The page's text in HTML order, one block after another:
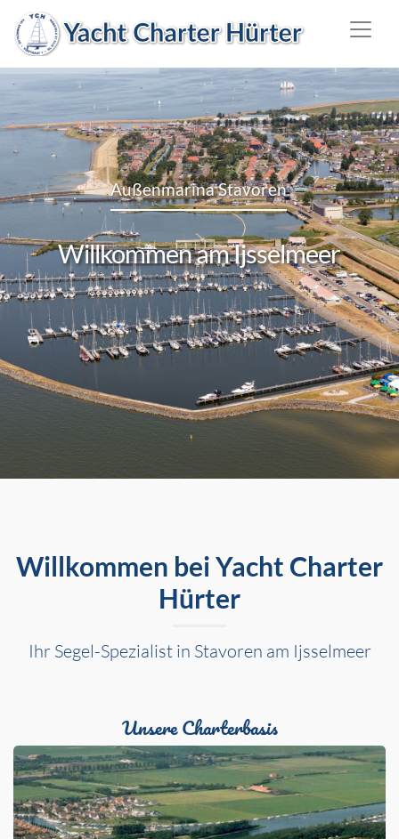
Außenmarina Stavoren
Willkommen am Ijsselmeer
Willkommen bei Yacht Charter
Hürter
Ihr Segel-Spezialist in Stavoren am Ijsselmeer
Unsere Charterbasis